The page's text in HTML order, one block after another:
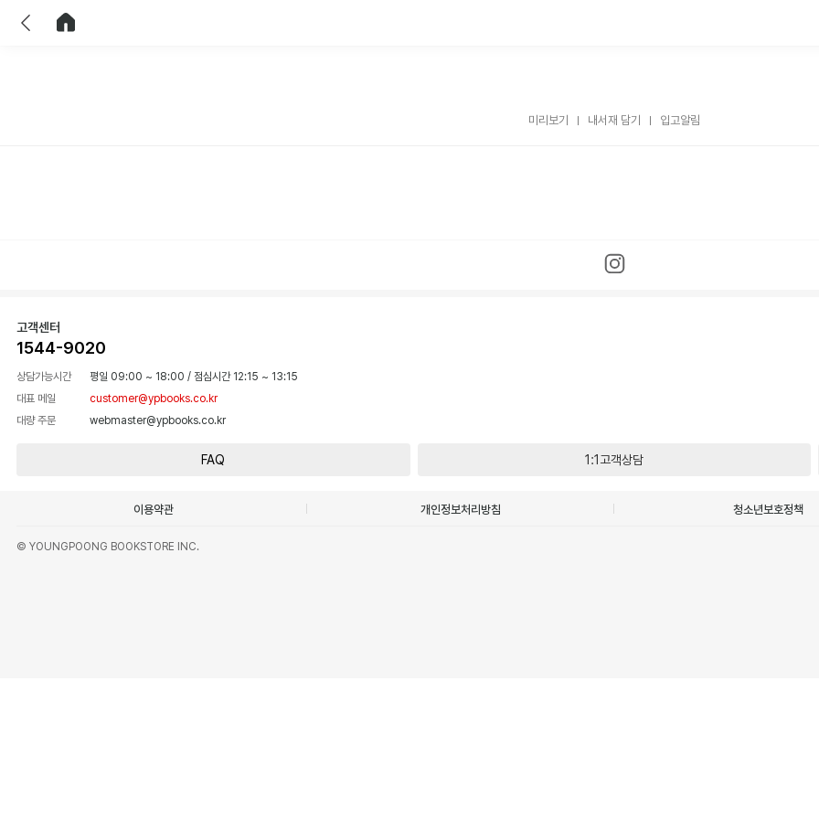
미리보기 내서재 담기 입고알림
고객센터
1544-9020
상담가능시간 평일 09:00 ~ 18:00 / 점심시간 12:15 ~ 13:15
대표 메일
customer@ypbooks.co.kr
대량 주문
webmaster@ypbooks.co.kr
FAQ 1:1고객상담
이용약관 개인정보처리방침 청소년보호정책
© YOUNGPOONG BOOKSTORE INC.